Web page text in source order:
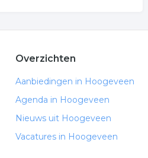
Overzichten
Aanbiedingen in Hoogeveen
Agenda in Hoogeveen
Nieuws uit Hoogeveen
Vacatures in Hoogeveen